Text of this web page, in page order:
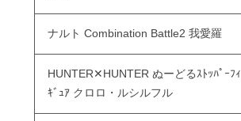
ナルト Combination Battle2 我愛羅
HUNTER✕HUNTER ぬーどるｽﾄｯﾊﾟｰﾌｨ
ｷﾞｭｱ クロロ・ルシルフル